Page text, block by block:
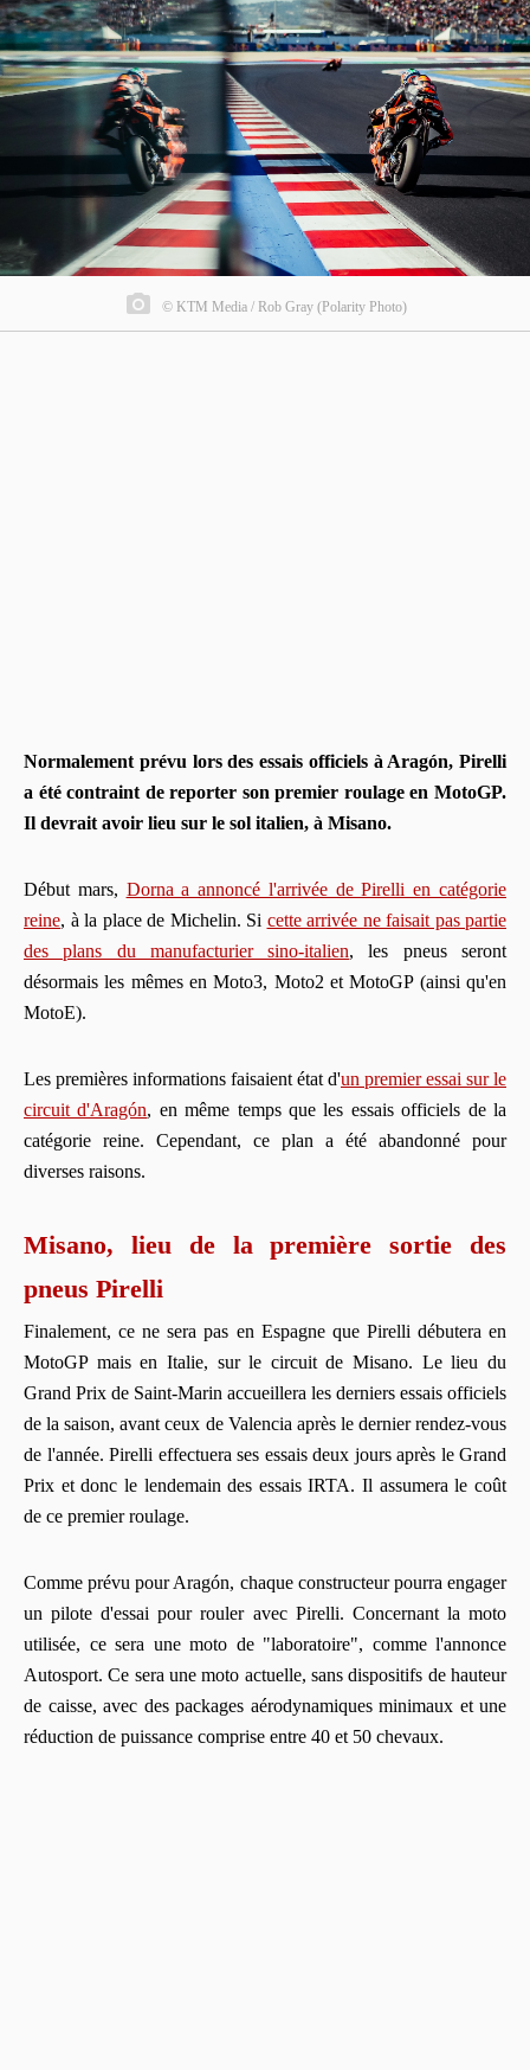
© KTM Media / Rob Gray (Polarity Photo)
Normalement prévu lors des essais officiels à Aragón, Pirelli
a été contraint de reporter son premier roulage en MotoGP.
Il devrait avoir lieu sur le sol italien, à Misano.
Début mars, Dorna a annoncé l'arrivée de Pirelli en catégorie
reine, à la place de Michelin. Si cette arrivée ne faisait pas partie
des plans du manufacturier sino-italien, les pneus seront
désormais les mêmes en Moto3, Moto2 et MotoGP (ainsi qu'en
MotoE).
Les premières informations faisaient état d'un premier essai sur le
circuit d'Aragón, en même temps que les essais officiels de la
catégorie reine. Cependant, ce plan a été abandonné pour
diverses raisons.
Misano, lieu de la première sortie des
pneus Pirelli
Finalement, ce ne sera pas en Espagne que Pirelli débutera en
MotoGP mais en Italie, sur le circuit de Misano. Le lieu du
Grand Prix de Saint-Marin accueillera les derniers essais officiels
de la saison, avant ceux de Valencia après le dernier rendez-vous
de l'année. Pirelli effectuera ses essais deux jours après le Grand
Prix et donc le lendemain des essais IRTA. Il assumera le coût
de ce premier roulage.
Comme prévu pour Aragón, chaque constructeur pourra engager
un pilote d'essai pour rouler avec Pirelli. Concernant la moto
utilisée, ce sera une moto de "laboratoire", comme l'annonce
Autosport. Ce sera une moto actuelle, sans dispositifs de hauteur
de caisse, avec des packages aérodynamiques minimaux et une
réduction de puissance comprise entre 40 et 50 chevaux.